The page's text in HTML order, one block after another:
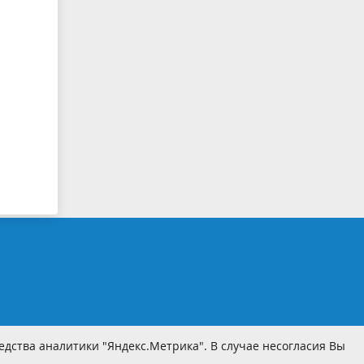
аналитики "Яндекс.Метрика". В случае несогласия Вы